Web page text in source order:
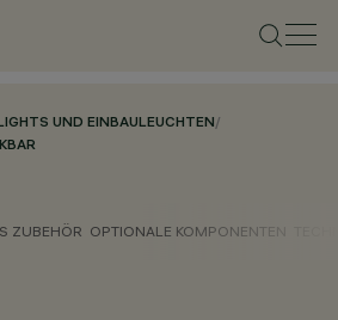
UND EINBAULEUCHTEN/
ZUBEHÖR OPTIONALE KOMPONENTEN